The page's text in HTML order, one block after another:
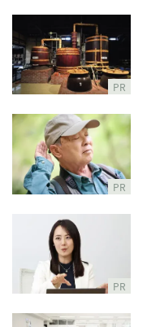
PR
PR
PR